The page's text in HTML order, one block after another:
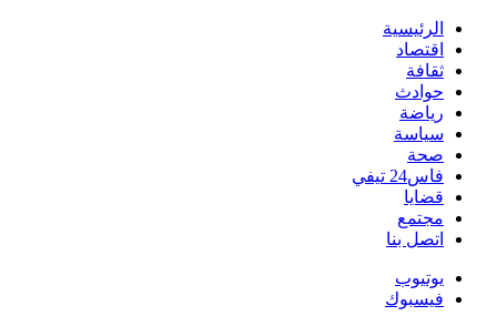
الرئيسية
اقتصاد
ثقافة
حوادث
رياضة
سياسة
صحة
فاس24 تيفي
قضايا
مجتمع
اتصل بنا
يوتيوب
فيسبوك